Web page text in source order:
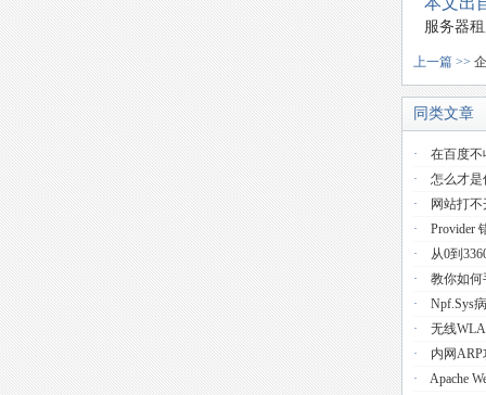
服务器
上一篇 >>
同类文章
· 在百度不
· 怎么才是
·
网站打
· Provider
· 从0到
· 教你如何
· Npf.sys
· 无线
· 内网
· Apache